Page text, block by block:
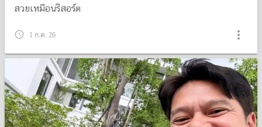
สวยเหมือนรีสอร์ต
query_builder 1 ก.ค. 26 more_vert